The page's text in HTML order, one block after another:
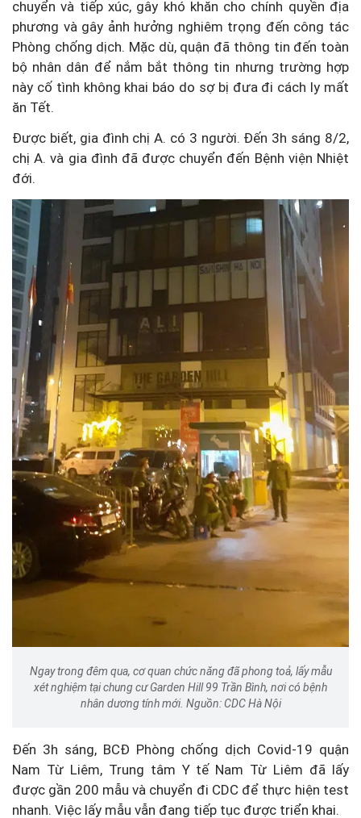
chuyển và tiếp xúc, gây khó khăn cho chính quyền địa
phương và gây ảnh hưởng nghiêm trọng đến công tác
Phòng chống dịch. Mặc dù, quận đã thông tin đến toàn
bộ nhân dân để nắm bắt thông tin nhưng trường hợp
này cố tình không khai báo do sợ bị đưa đi cách ly mất
ăn Tết.
Được biết, gia đình chị A. có 3 người. Đến 3h sáng 8/2,
chị A. và gia đình đã được chuyển đến Bệnh viện Nhiệt
đới.
Ngay trong đêm qua, cơ quan chức năng đã phong toả, lấy mẫu
xét nghiệm tại chung cư Garden Hill 99 Trần Bình, nơi có bệnh
nhân dương tính mới. Nguồn: CDC Hà Nội
Đến 3h sáng, BCĐ Phòng chống dịch Covid-19 quận
Nam Từ Liêm, Trung tâm Y tế Nam Từ Liêm đã lấy
được gần 200 mẫu và chuyển đi CDC để thực hiện test
nhanh. Việc lấy mẫu vẫn đang tiếp tục được triển khai.